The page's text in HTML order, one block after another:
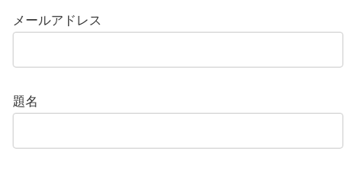
メールアドレス
題名